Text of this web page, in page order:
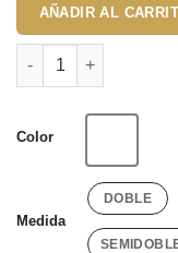
Color
Medida
DOBLE
Juego de Sábanas
AÑADIR AL